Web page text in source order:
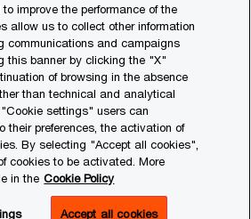
improve the performance of the
allow us to collect other information
communications and campaigns
this banner by clicking the "X"
of browsing in the absence
than technical and analytical
settings" users can
their preferences, the activation of
By selecting "Accept all cookies",
cookies to be activated. More
in the Cookie Policy
Accept all cookies